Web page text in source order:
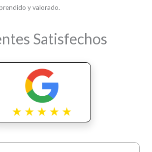
y valorado.
Satisfechos